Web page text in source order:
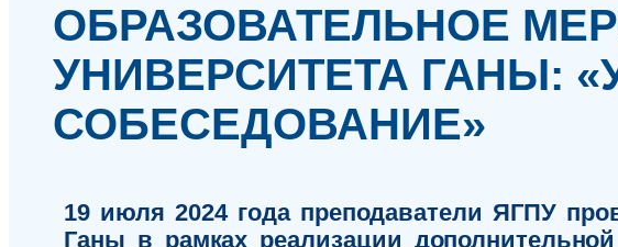
ОБРАЗОВАТЕЛЬНОЕ
УНИВЕРСИТЕТА ГАНЫ:
СОБЕСЕДОВАНИЕ»
19 июля 2024 года преподаватели ЯГПУ
Ганы в рамках реализации